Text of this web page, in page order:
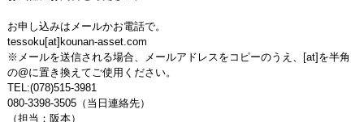
お申し込みはメールかお電話で。
tessoku[at]kounan-asset.com
※メールを送信される場合、メールアドレスをコピーのうえ、[at]を半角
の@に置き換えてご使用ください。
TEL:(078)515-3981
080-3398-3505（当日連絡先）
（担当：阪本）